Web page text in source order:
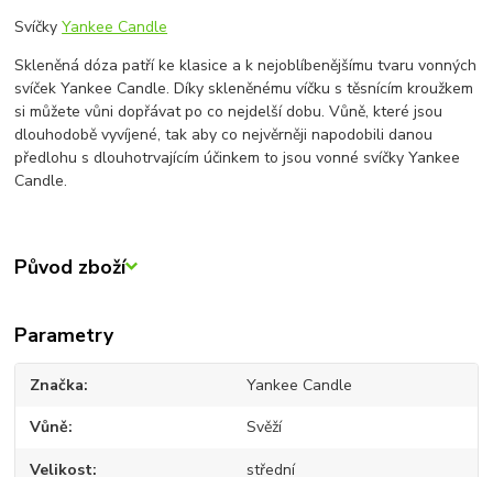
SvíčkyYankee Candle
Skleněná dóza patří ke klasice a k nejoblíbenějšímu tvaru vonných
svíček Yankee Candle. Díky skleněnému víčku s těsnícím kroužkem
si můžete vůni dopřávat po co nejdelší dobu. Vůně, které jsou
dlouhodobě vyvíjené, tak aby co nejvěrněji napodobili danou
předlohu s dlouhotrvajícím účinkem to jsou vonné svíčky Yankee
Candle.
Původ zboží
Parametry
Značka Yankee Candle
Vůně Svěží
Velikost střední